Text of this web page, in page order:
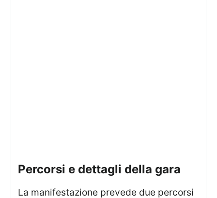
Percorsi e dettagli della gara
La manifestazione prevede due percorsi